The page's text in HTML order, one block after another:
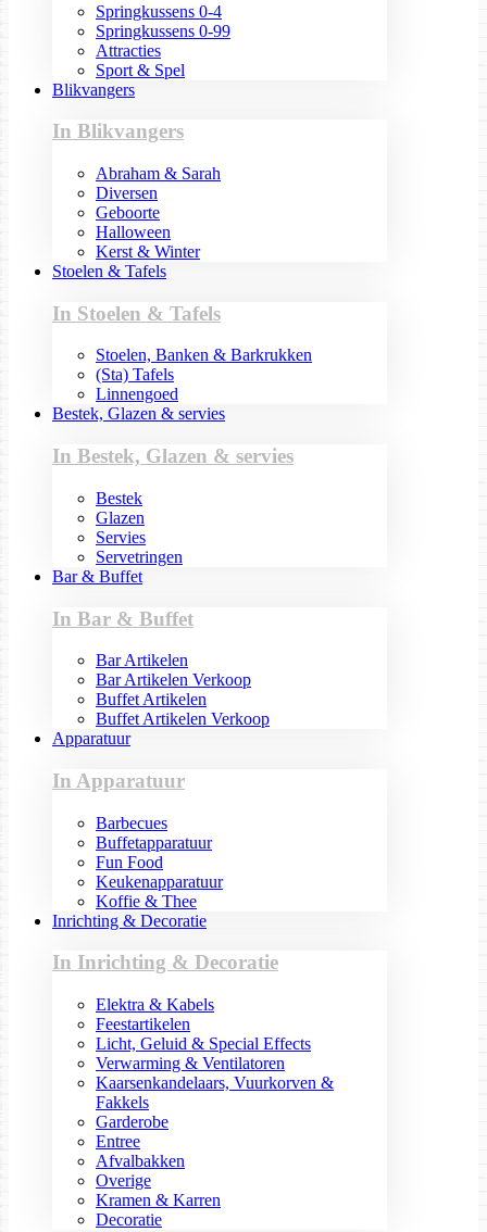
Springkussens 0-4
Springkussens 0-99
Attracties
Sport & Spel
Blikvangers
In Blikvangers
Abraham & Sarah
Diversen
Geboorte
Halloween
Kerst & Winter
Stoelen & Tafels
In Stoelen & Tafels
Stoelen, Banken & Barkrukken
(Sta) Tafels
Linnengoed
Bestek, Glazen & servies
In Bestek, Glazen & servies
Bestek
Glazen
Servies
Servetringen
Bar & Buffet
In Bar & Buffet
Bar Artikelen
Bar Artikelen Verkoop
Buffet Artikelen
Buffet Artikelen Verkoop
Apparatuur
In Apparatuur
Barbecues
Buffetapparatuur
Fun Food
Keukenapparatuur
Koffie & Thee
Inrichting & Decoratie
In Inrichting & Decoratie
Elektra & Kabels
Feestartikelen
Licht, Geluid & Special Effects
Verwarming & Ventilatoren
Kaarsenkandelaars, Vuurkorven &
Fakkels
Garderobe
Entree
Afvalbakken
Overige
Kramen & Karren
Decoratie